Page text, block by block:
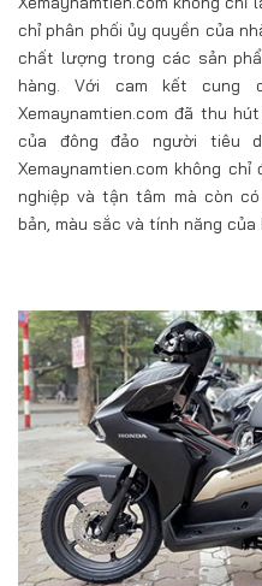
chỉ phân phối ủy quyền của
chất lượng trong các sản
hàng. Với cam kết
Xemaynamtien.com đã thu
của đông đảo người tiêu
Xemaynamtien.com không
nghiệp và tận tâm mà còn
bản, màu sắc và tính năng của